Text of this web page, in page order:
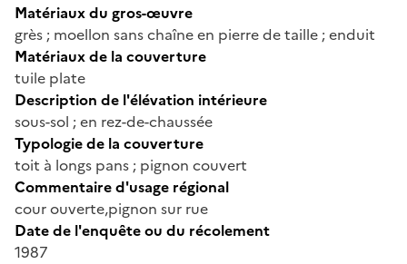
Matériaux du gros-œuvre
grès ; moellon sans chaîne en pierre de taille ; enduit
Matériaux de la couverture
tuile plate
Description de l'élévation intérieure
sous-sol ; en rez-de-chaussée
Typologie de la couverture
toit à longs pans ; pignon couvert
Commentaire d'usage régional
cour ouverte,pignon sur rue
Date de l'enquête ou du récolement
1987